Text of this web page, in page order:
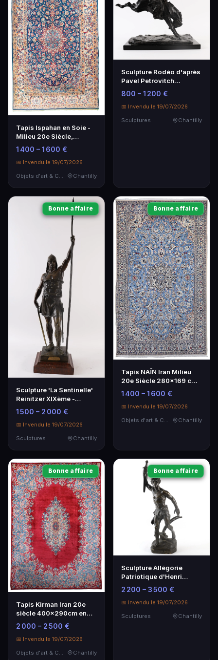
Tapis Ispahan en Soie -
Milieu 20e Siècle,
212x153cm
1 400 – 1 600 €
📅 Invendu le 19/07/2026
Objets d'art & Curiosités
Chantilly
Sculpture Rodéo d'après
Pavel Petrovitch
Trubetskoy - Bronze
1933
800 – 1 200 €
📅 Invendu le 19/07/2026
Sculptures
Chantilly
Bonne affaire
Sculpture 'La Sentinelle'
Reinitzer XIXème -
Bronze Patiné 110 cm
1 500 – 2 000 €
📅 Invendu le 19/07/2026
Sculptures
Chantilly
Bonne affaire
Tapis NAÏN Iran Milieu
20e Siècle 280x169 cm
Velours en Laine
1 400 – 1 600 €
📅 Invendu le 19/07/2026
Objets d'art & Curiosités
Chantilly
Bonne affaire
Tapis Kirman Iran 20e
siècle 400x290cm en
velours de laine
2 000 – 2 500 €
📅 Invendu le 19/07/2026
Objets d'art & Curiosités
Chantilly
Bonne affaire
Sculpture Allégorie
Patriotique d'Henri
Désiré Gauquié - Bronze
87 cm
2 200 – 3 500 €
📅 Invendu le 19/07/2026
Sculptures
Chantilly